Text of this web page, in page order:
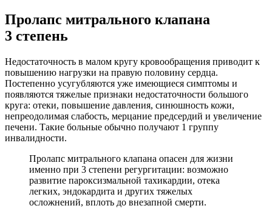
Пролапс митрального клапана
3 степень
Недостаточность в малом кругу кровообращения приводит к
повышению нагрузки на правую половину сердца.
Постепенно усугубляются уже имеющиеся симптомы и
появляются тяжелые признаки недостаточности большого
круга: отеки, повышение давления, синюшность кожи,
непреодолимая слабость, мерцание предсердий и увеличение
печени. Такие больные обычно получают 1 группу
инвалидности.
Пролапс митрального клапана опасен для жизни
именно при 3 степени регургитации: возможно
развитие пароксизмальной тахикардии, отека
легких, эндокардита и других тяжелых
осложнений, вплоть до внезапной смерти.